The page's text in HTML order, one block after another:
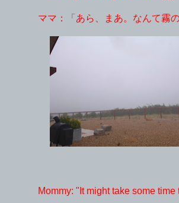
ママ：「あら、まあ。なんて霧
Mommy: "It might take some time